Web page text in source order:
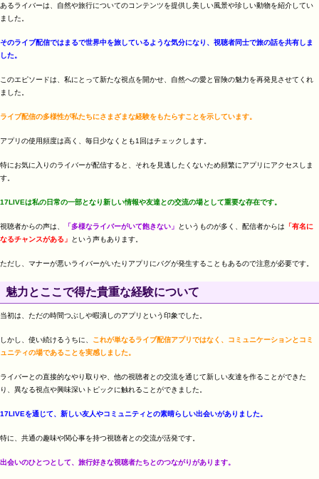
あるライバーは、自然や旅行についてのコンテンツを提供し美しい風景や珍しい動物を紹介してい
ました。
そのライブ配信ではまるで世界中を旅しているような気分になり、視聴者同士で旅の話を共有しま
した。
このエピソードは、私にとって新たな視点を開かせ、自然への愛と冒険の魅力を再発見させてくれ
ました。
ライブ配信の多様性が私たちにさまざまな経験をもたらすことを示しています。
アプリの使用頻度は高く、毎日少なくとも1回はチェックします。
特にお気に入りのライバーが配信すると、それを見逃したくないため頻繁にアプリにアクセスしま
す。
17LIVEは私の日常の一部となり新しい情報や友達との交流の場として重要な存在です。
視聴者からの声は、 「多様なライバーがいて飽きない」 というものが多く、配信者からは 「有名に
なるチャンスがある」
という声もあります。
ただし、マナーが悪いライバーがいたりアプリにバグが発生することもあるので注意が必要です​​。
魅力とここで得た貴重な経験について
当初は、ただの時間つぶしや暇潰しのアプリという印象でした。
しかし、使い続けるうちに、 これが単なるライブ配信アプリではなく、コミュニケーションとコミ
ュニティの場であることを実感しました。
ライバーとの直接的なやり取りや、他の視聴者との交流を通じて新しい友達を作ることができた
り、異なる視点や興味深いトピックに触れることができました。
17LIVEを通じて、新しい友人やコミュニティとの素晴らしい出会いがありました。
特に、共通の趣味や関心事を持つ視聴者との交流が活発です。
出会いのひとつとして、旅行好きな視聴者たちとのつながりがあります。